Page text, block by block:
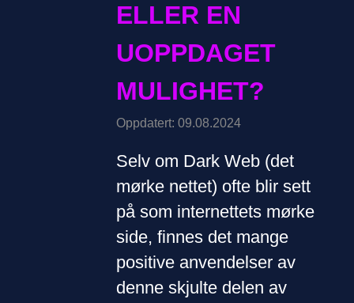
ELLER EN
UOPPDAGET
MULIGHET?
Oppdatert: 09.08.2024
Selv om Dark Web (det
mørke nettet) ofte blir sett
på som internettets mørke
side, finnes det mange
positive anvendelser av
denne skjulte delen av